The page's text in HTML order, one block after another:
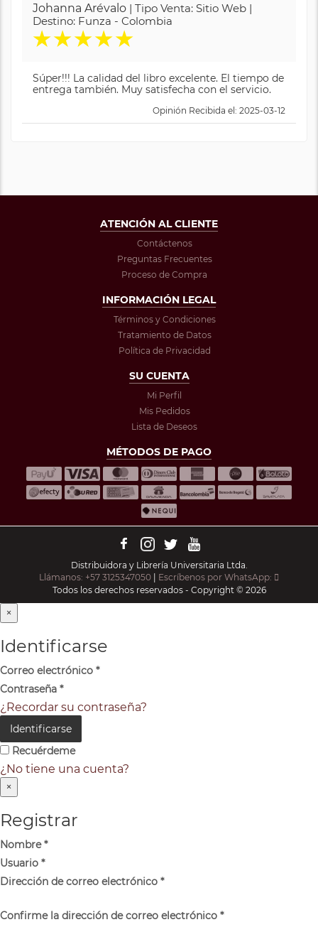
Johanna Arévalo | Tipo Venta: Sitio Web |
Destino: Funza - Colombia
★★★★★
Súper!!! La calidad del libro excelente. El tiempo de
entrega también. Muy satisfecha con el servicio.
Opinión Recibida el: 2025-03-12
ATENCIÓN AL CLIENTE
Contáctenos
Preguntas Frecuentes
Proceso de Compra
INFORMACIÓN LEGAL
Términos y Condiciones
Tratamiento de Datos
Política de Privacidad
SU CUENTA
Mi Perfil
Mis Pedidos
Lista de Deseos
MÉTODOS DE PAGO
Distribuidora y Librería Universitaria Ltda.
Llámanos: +57 3125347050 | Escríbenos por WhatsApp:
Todos los derechos reservados - Copyright © 2026
×
Identificarse
Correo electrónico *
Contraseña *
¿Recordar su contraseña?
Identificarse
Recuérdeme
¿No tiene una cuenta?
×
Registrar
Nombre*
Usuario *
Dirección de correo electrónico *
Confirme la dirección de correo electrónico *